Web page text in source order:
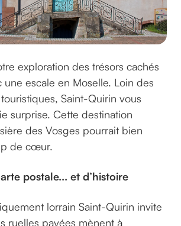
exploration des trésors cachés
une escale en Moselle. Loin des
Saint-Quirin vous
surprise. Cette destination
des Vosges pourrait bien
de cœur.
postale... et d’histoire
lorrain Saint-Quirin invite
ruelles pavées mènent à